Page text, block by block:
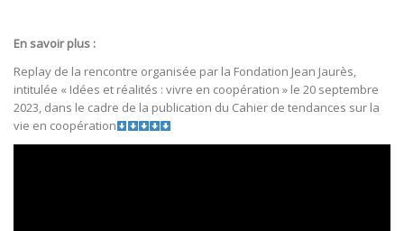
En savoir plus :
Replay de la rencontre organisée par la Fondation Jean Jaurès,
intitulée « Idées et réalités : vivre en coopération » le 20 septembre
2023, dans le cadre de la publication du Cahier de tendances sur la
vie en coopération